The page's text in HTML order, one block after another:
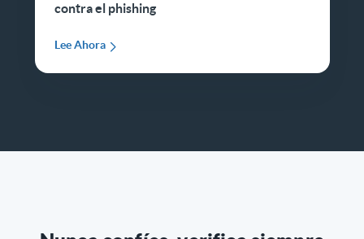
contra el phishing
Lee Ahora